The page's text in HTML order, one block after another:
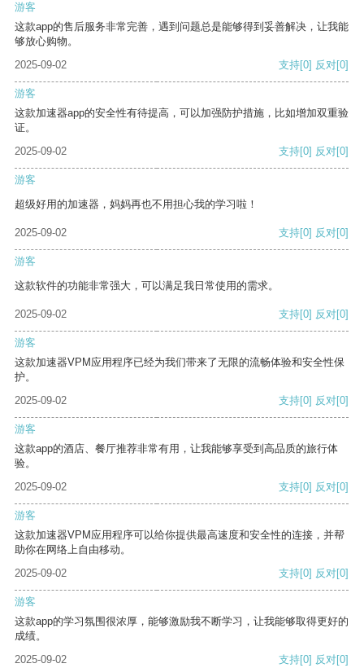
游客
这款app的售后服务非常完善，遇到问题总是能够得到妥善解决，让我能
够放心购物。
2025-09-02
支持[0] 反对[0]
游客
这款加速器app的安全性有待提高，可以加强防护措施，比如增加双重验
证。
2025-09-02
支持[0] 反对[0]
游客
超级好用的加速器，妈妈再也不用担心我的学习啦！
2025-09-02 支持[0] 反对[0]
游客
这款软件的功能非常强大，可以满足我日常使用的需求。
2025-09-02 支持[0] 反对[0]
游客
这款加速器VPM应用程序已经为我们带来了无限的流畅体验和安全性保
护。
2025-09-02
支持[0] 反对[0]
游客
这款app的酒店、餐厅推荐非常有用，让我能够享受到高品质的旅行体
验。
2025-09-02
支持[0] 反对[0]
游客
这款加速器VPM应用程序可以给你提供最高速度和安全性的连接，并帮
助你在网络上自由移动。
2025-09-02
支持[0] 反对[0]
游客
这款app的学习氛围很浓厚，能够激励我不断学习，让我能够取得更好的
成绩。
2025-09-02
支持[0] 反对[0]